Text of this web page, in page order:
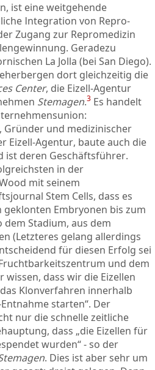
ist eine weitgehende
Integration von Repro-
Zugang zur Repromedizin
Geradezu
La Jolla (bei San Diego).
dort gleichzeitig die
Center, die Eizell-Agentur
Stemagen.3 Es handelt
Gründer und medizinischer
Eizell-Agentur, baute auch die
ist deren Geschäftsführer.
in der
mit seinem
Stem Cells, dass es
Embryonen bis zum
dem Stadium, aus dem
(Letzteres gelang allerdings
für diesen Erfolg sei
und dem
wissen, dass wir die Eizellen
Klonverfahren innerhalb
starten“. Der
nur die schnelle zeitliche
dass „die Eizellen für
wurden“ - so der
. Dies ist aber sehr um